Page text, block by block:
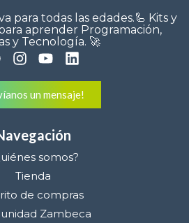
para todas las edades.🦾 Kits y
aprender Programación,
y Tecnología. 🚀
un mensaje!
somos?
Tienda
de compras
Zambeca